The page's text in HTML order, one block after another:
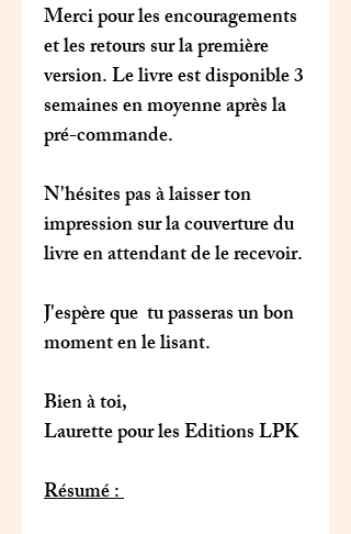
Merci pour les encouragements
et les retours sur la première
version. Le livre est disponible 3
semaines en moyenne après la
pré-commande.
N'hésites pas à laisser ton
impression sur la couverture du
livre en attendant de le recevoir.
J'espère que tu passeras un bon
moment en le lisant.
Bien à toi,
Laurette pour les Editions LPK
Résumé :